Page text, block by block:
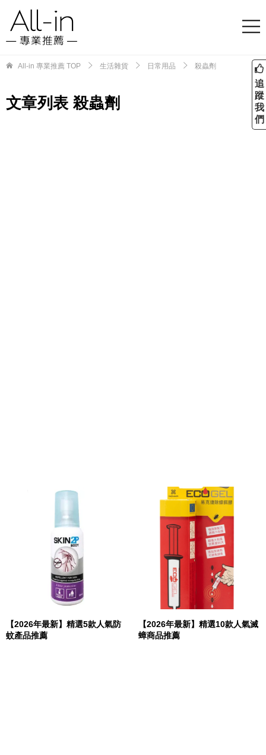
All-in 專業推薦 TOP 生活雜貨 日常用品 殺蟲劑
文章列表 殺蟲劑
【2026年最新】精選5款人氣防
蚊產品推薦
【2026年最新】精選10款人氣滅
蟑商品推薦
追
蹤
我
們